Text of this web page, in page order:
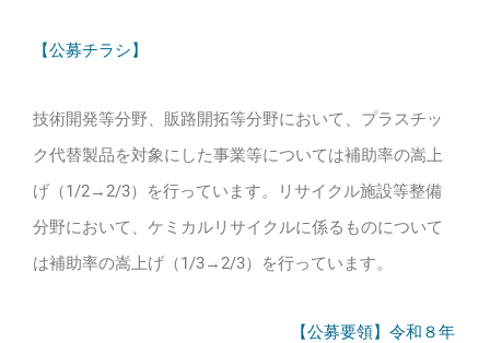
【公募チラシ】
技術開発等分野、販路開拓等分野において、プラスチッ
ク代替製品を対象にした事業等については補助率の嵩上
げ（1/2→2/3）を行っています。リサイクル施設等整備
分野において、ケミカルリサイクルに係るものについて
は補助率の嵩上げ（1/3→2/3）を行っています。
【公募要領】令和８年